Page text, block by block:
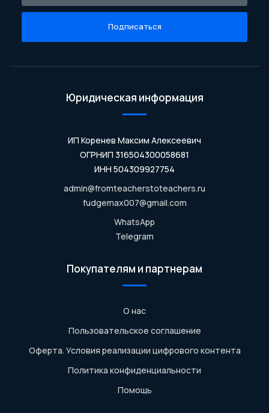
Подписаться
Юридическая информация
ИП Коренев Максим Алексеевич
ОГРНИП 316504300058681
ИНН 504309927754
admin@fromteacherstoteachers.ru
fudgemax007@gmail.com
WhatsApp
Telegram
Покупателям и партнерам
О нас
Пользовательское соглашение
Оферта. Условия реализации цифрового контента
Политика конфиденциальности
Помощь